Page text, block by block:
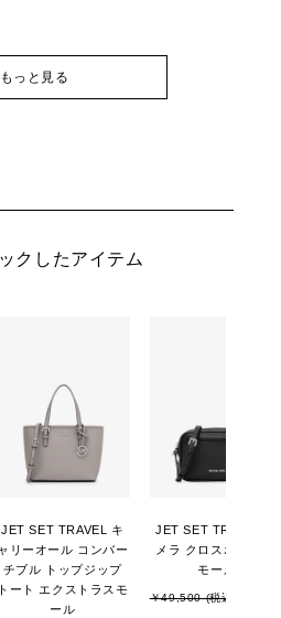
もっと見る
クしたアイテム
JET SET TRAVEL キ
リーオール コンバー
チブル トップジップ
トート エクストラスモ
ール
JET SET TRAVEL カ
メラ クロスボディ ス
モール
￥49,500 (税込)